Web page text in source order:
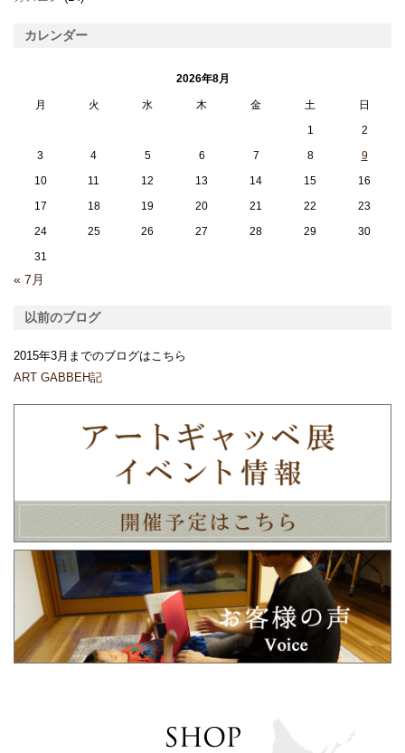
カレンダー
2026年8月
月 火 水 木 金 土
日
1
2
3
4 5 6 7 8
9
10
11 12 13 14 15
16
17
18 19 20 21 22
23
24
25 26 27 28 29
30
31
« 7月
以前のブログ
2015年3月までのブログはこちら
ART GABBEH記